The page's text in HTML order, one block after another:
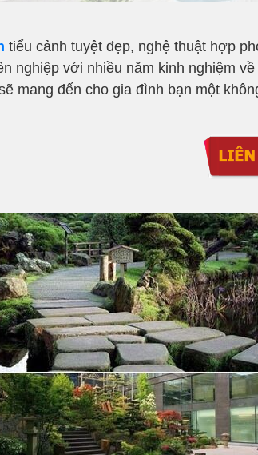
tiểu cảnh tuyệt đẹp, nghệ thuật hợp
nghiệp với nhiều năm kinh nghiệm
mang đến cho gia đình bạn một